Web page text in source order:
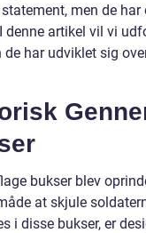
men de
denne artikel vil vi
de har udviklet sig
bukser blev
at skjule
i disse bukser, er